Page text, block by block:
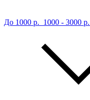
До 1000 р. 1000 - 3000 р.